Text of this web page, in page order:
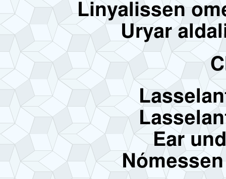
Linyalissen
Uryar
Ear